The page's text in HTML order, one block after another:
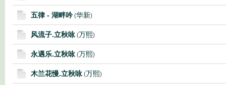
五律 - 湖畔吟(华新)
风流子.立秋咏(万熙)
永遇乐.立秋咏(万熙)
木兰花慢.立秋咏(万熙)